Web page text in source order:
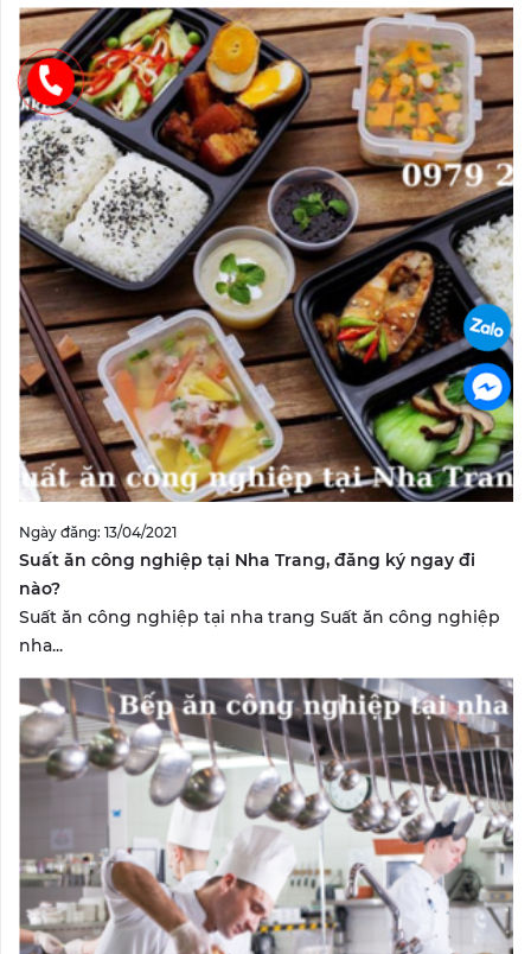
Ngày đăng: 13/04/2021
Suất ăn công nghiệp tại Nha Trang, đăng ký ngay đi
nào?
Suất ăn công nghiệp tại nha trang Suất ăn công nghiệp
nha...